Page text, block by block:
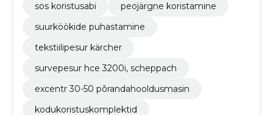
sos koristusabi
peojärgne koristamine
suurköökide puhastamine
tekstiilipesur kärcher
survepesur hce 3200i, scheppach
excentr 30-50 põrandahooldusmasin
kodukoristuskomplektid